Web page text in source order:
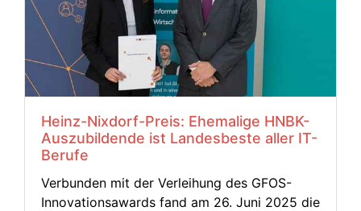
Heinz-Nixdorf-Preis: Ehemalige HNBK-
Auszubildende ist Landesbeste aller IT-
Berufe
Verbunden mit der Verleihung des GFOS-
Innovationsawards fand am 26. Juni 2025 die